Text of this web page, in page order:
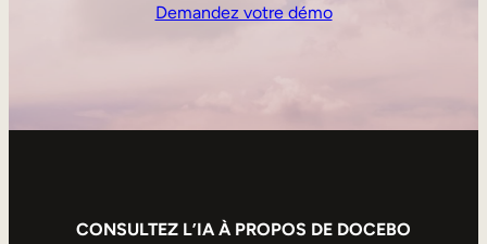
Demandez votre démo
CONSULTEZ L’IA À PROPOS DE DOCEBO